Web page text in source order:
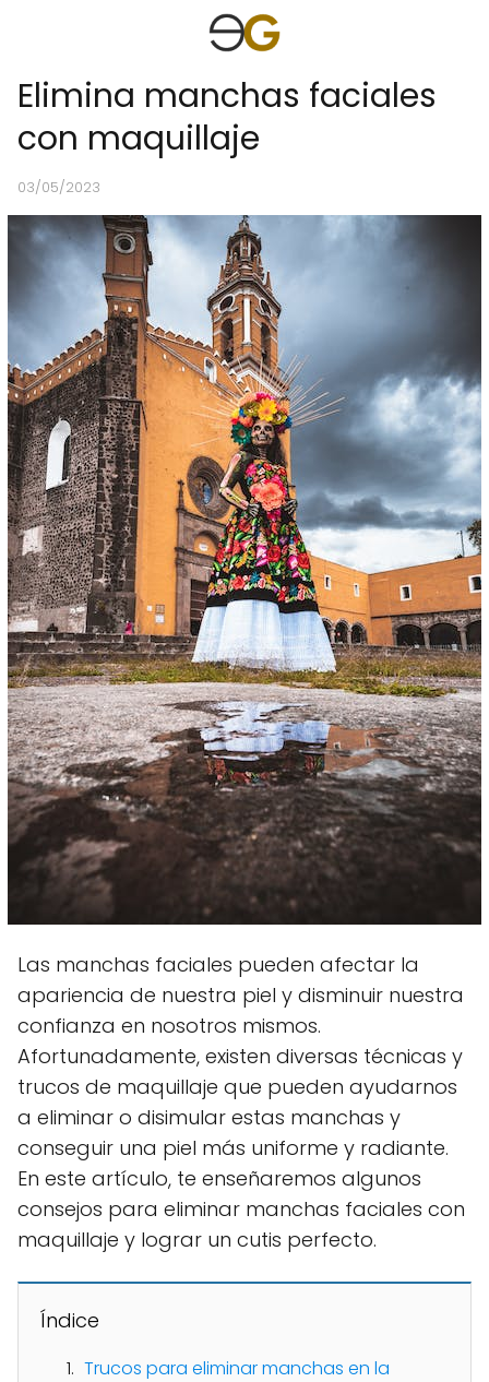
Elimina manchas faciales
con maquillaje
03/05/2023
Las manchas faciales pueden afectar la
apariencia de nuestra piel y disminuir nuestra
confianza en nosotros mismos.
Afortunadamente, existen diversas técnicas y
trucos de maquillaje que pueden ayudarnos
a eliminar o disimular estas manchas y
conseguir una piel más uniforme y radiante.
En este artículo, te enseñaremos algunos
consejos para eliminar manchas faciales con
maquillaje y lograr un cutis perfecto.
Índice
Trucos para eliminar manchas en la